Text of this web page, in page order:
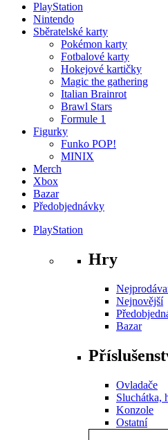
PlayStation
Nintendo
Sběratelské karty
Pokémon karty
Fotbalové karty
Hokejové kartičky
Magic the gathering
Italian Brainrot
Brawl Stars
Formule 1
Figurky
Funko POP!
MINIX
Merch
Xbox
Bazar
Předobjednávky
PlayStation
Hry
Nejnovější
Bazar
Ovladače
Sluchátka,
Konzole
Ostatní